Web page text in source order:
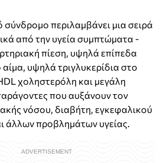
σύνδρομο περιλαμβάνει μια σειρά
από την υγεία συμπτώματα -
πίεση, υψηλά επίπεδα
υψηλά τριγλυκερίδια στο
χοληστερόλη και μεγάλη
που αυξάνουν τον
νόσου, διαβήτη, εγκεφαλικού
άλλων προβλημάτων υγείας.